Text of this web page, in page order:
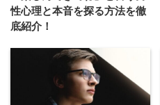
性心理と本音を探る方法を徹
底紹介！